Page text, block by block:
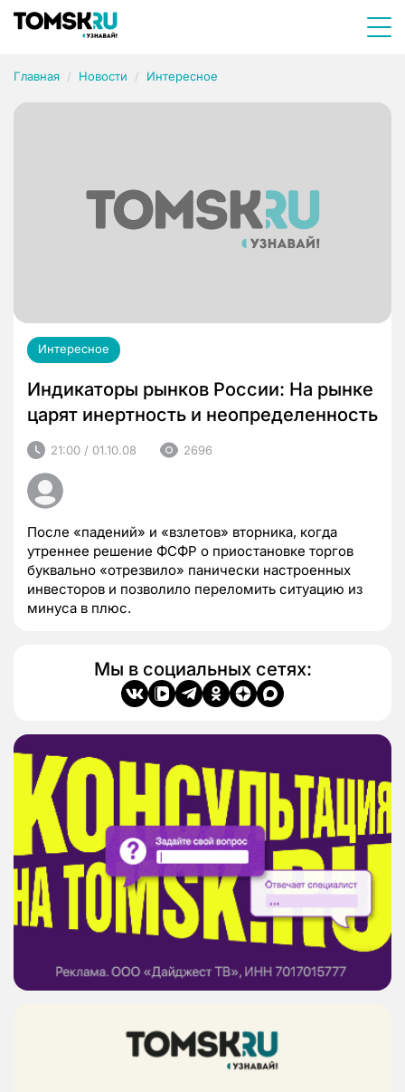
Главная Новости Интересное
Интересное
Индикаторы рынков России: На рынке
царят инертность и неопределенность
21:00 / 01.10.08 2696
После «падений» и «взлетов» вторника, когда
утреннее решение ФСФР о приостановке торгов
буквально «отрезвило» панически настроенных
инвесторов и позволило переломить ситуацию из
минуса в плюс.
Мы в социальных сетях: